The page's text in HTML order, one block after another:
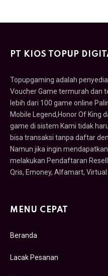
PT KIOS TOPUP
Topupgaming adalah
Voucher Game termurah dan
lebih dari 100 game online
Mobile Legend,Honor Of King
game di sistem Kami tidak
bisa transaksi tanpa daftar
Namun jika ingin
melakukan Pendaftaran
Qris, Emoney, Alfamart, Virtual
MENU CEPAT
Beranda
Lacak Pesanan